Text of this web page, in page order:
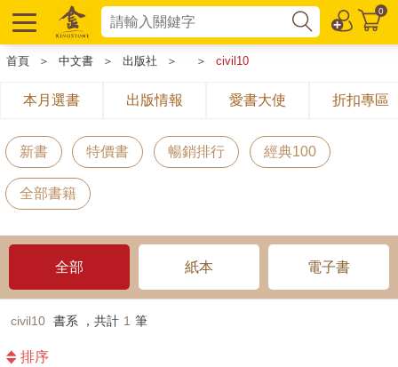
0
首頁 ＞ 中文書 ＞ 出版社 ＞ ＞ civil10
本月選書 出版情報 愛書大使 折扣專區
新書 特價書 暢銷排行 經典100
全部書籍
全部 紙本 電子書
civil10 書系 ，共計 1 筆
排序